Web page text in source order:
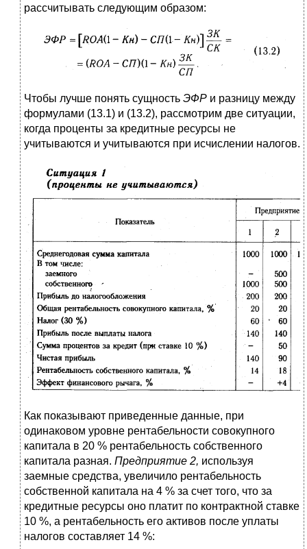
рассчитывать следующим образом:
Чтобы лучше понять сущность ЭФР и разницу между
формулами (13.1) и (13.2), рассмотрим две ситуации,
когда проценты за кредитные ресурсы не
учитываются и учитываются при исчислении налогов.
Как показывают приведенные данные, при
одинаковом уровне рентабельности совокупного
капитала в 20 % рентабельность собственного
капитала разная. Предприятие 2, используя
заемные средства, увеличило рентабельность
собственной капитала на 4 % за счет того, что за
кредитные ресурсы оно платит по контрактной ставке
10 %, а рентабельность его активов после уплаты
налогов составляет 14 %: